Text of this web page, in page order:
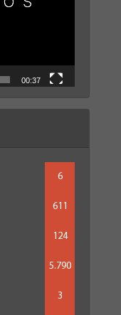
00:37
6
611
124
5.790
3